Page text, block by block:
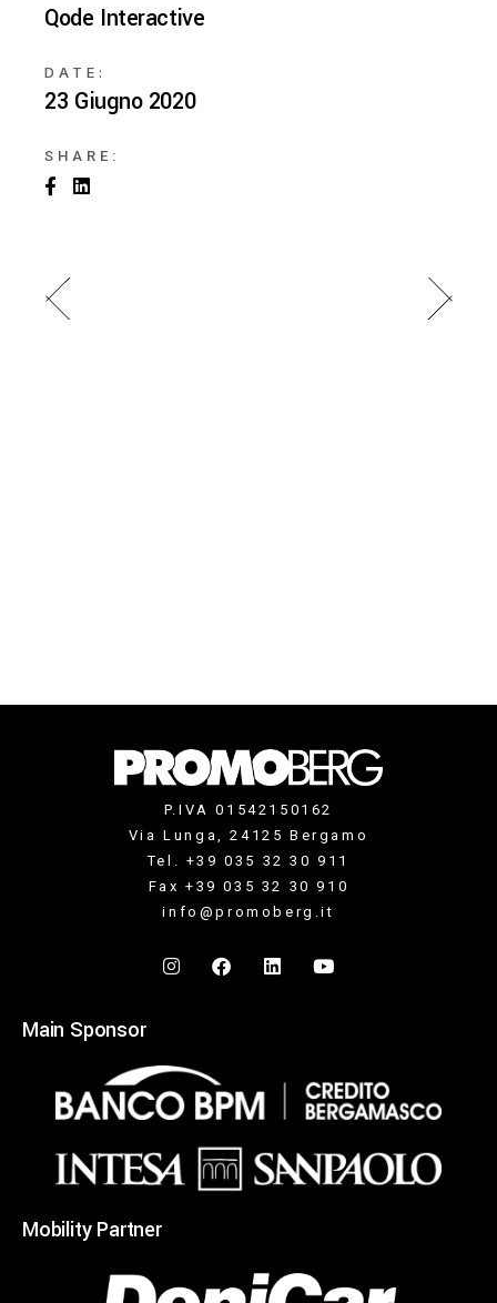
Qode Interactive
DATE:
23 Giugno 2020
SHARE:
P.IVA 01542150162
Via Lunga, 24125 Bergamo
Tel. +39 035 32 30 911
Fax +39 035 32 30 910
info@promoberg.it
Main Sponsor
Mobility Partner